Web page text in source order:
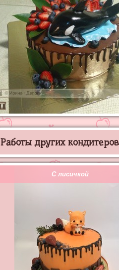
Работы других
С лисичкой